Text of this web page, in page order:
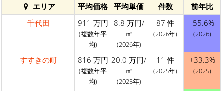
エリア 平均価格 平均単価 件数
前年比
千代田
911 万円
(複数年平
均)
8.8 万円/
㎡
(2026年)
87 件
(2026年)
-55.6%
(2026)
すすきの町 816 万円
(複数年平
均)
20.0 万円/
㎡
(2025年)
11 件
(2025年)
+33.3%
(2025)